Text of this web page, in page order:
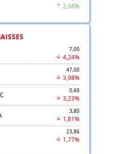
2,68%
7,00
4,24%
47,00
3,98%
0,60
3,23%
3,80
1,81%
23,86
1,77%